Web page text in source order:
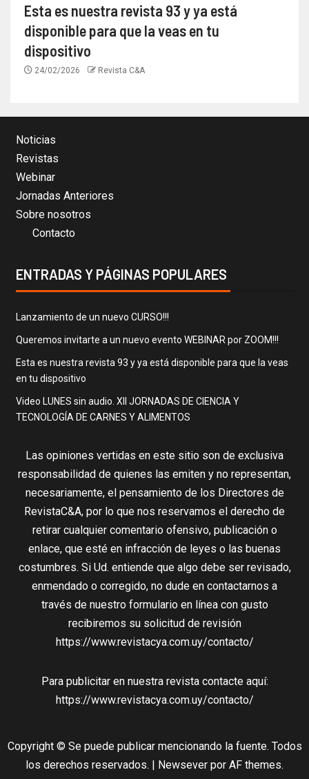
Esta es nuestra revista 93 y ya está
disponible para que la veas en tu
dispositivo
24/02/2026 Revista C&A
Noticias
Revistas
Webinar
Jornadas Anteriores
Sobre nosotros
Contacto
ENTRADAS Y PÁGINAS POPULARES
Lanzamiento de un nuevo CURSO!!!
Queremos invitarte a un nuevo evento WEBINAR por ZOOM!!!
Esta es nuestra revista 93 y ya está disponible para que la veas
en tu dispositivo
Video LUNES sin audio. XII JORNADAS DE CIENCIA Y
TECNOLOGÍA DE CARNES Y ALIMENTOS
Las opiniones vertidas en este sitio son de exclusiva
responsabilidad de quienes las emiten y no representan,
necesariamente, el pensamiento de los Directores de
RevistaC&A, por lo que nos reservamos el derecho de
retirar cualquier comentario ofensivo, publicación o
enlace, que esté en infracción de leyes o las buenas
costumbres. Si Ud. entiende que algo debe ser revisado,
enmendado o corregido, no dude en contactarnos a
través de nuestro formulario en línea con gusto
recibiremos su solicitud de revisión
https://www.revistacya.com.uy/contacto/
Para publicitar en nuestra revista contacte aquí:
https://www.revistacya.com.uy/contacto/
Copyright © Se puede publicar mencionando la fuente. Todos
los derechos reservados. | Newsever por AF themes.